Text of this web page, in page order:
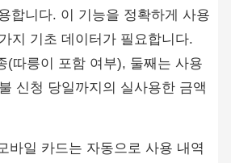
합니다. 이 기능을 정확하게 사용
지 기초 데이터가 필요합니다.
(따릉이 포함 여부), 둘째는 사용
신청 당일까지의 실사용한 금액
바일 카드는 자동으로 사용 내역